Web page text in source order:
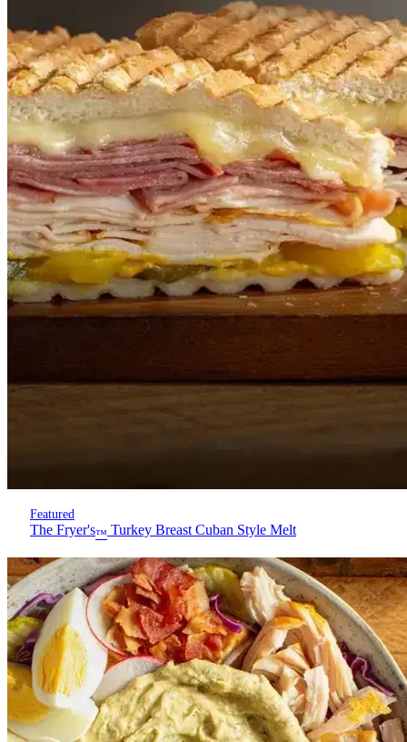
Featured
The Fryer's™ Turkey Breast Cuban Style Melt